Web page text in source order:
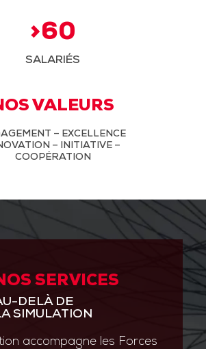
>60
SALARIÉS
VALEURS
– EXCELLENCE
– INITIATIVE –
COOPÉRATION
SERVICES
DELÀ DE
SIMULATION
accompagne les Forces